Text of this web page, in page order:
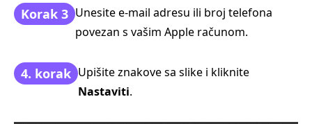
Korak 3 Unesite e‑mail adresu ili broj telefona
povezan s vašim Apple računom.
4. korak Upišite znakove sa slike i kliknite
Nastaviti.